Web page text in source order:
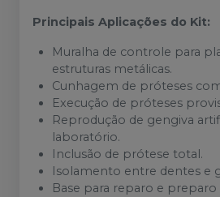
Principais Aplicações do Kit:
Muralha de controle para
estruturas metálicas.
Cunhagem de próteses
Execução de próteses
Reprodução de gengiva
laboratório.
Inclusão de prótese total.
Isolamento entre dentes e
Base para reparo e preparo